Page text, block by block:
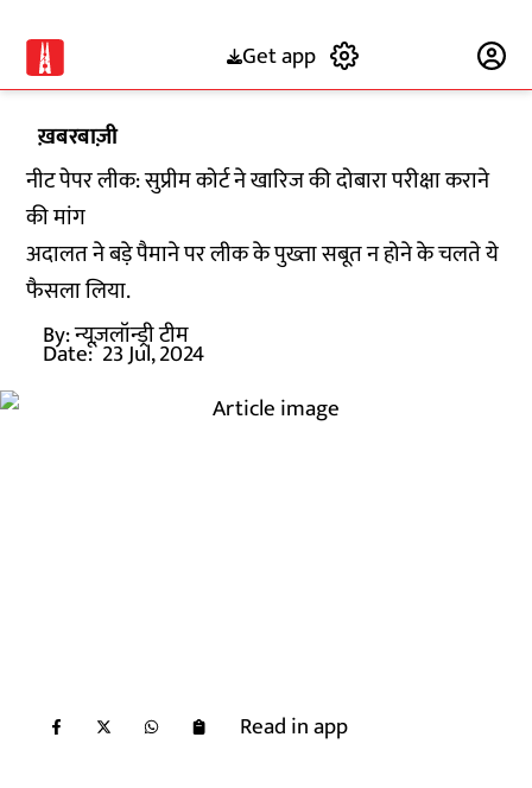
Get app
ख़बरबाज़ी
नीट पेपर लीक: सुप्रीम कोर्ट ने खारिज की दोबारा परीक्षा कराने
की मांग
अदालत ने बड़े पैमाने पर लीक के पुख्ता सबूत न होने के चलते ये
फैसला लिया.
By:न्यूज़लॉन्ड्री टीम
Date: 23 Jul, 2024
Read in app